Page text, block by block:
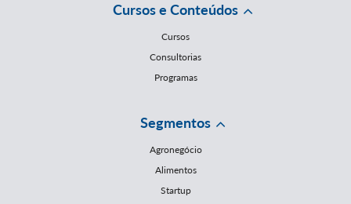
Cursos e Conteúdos
Cursos
Consultorias
Programas
Segmentos
Agronegócio
Alimentos
Startup